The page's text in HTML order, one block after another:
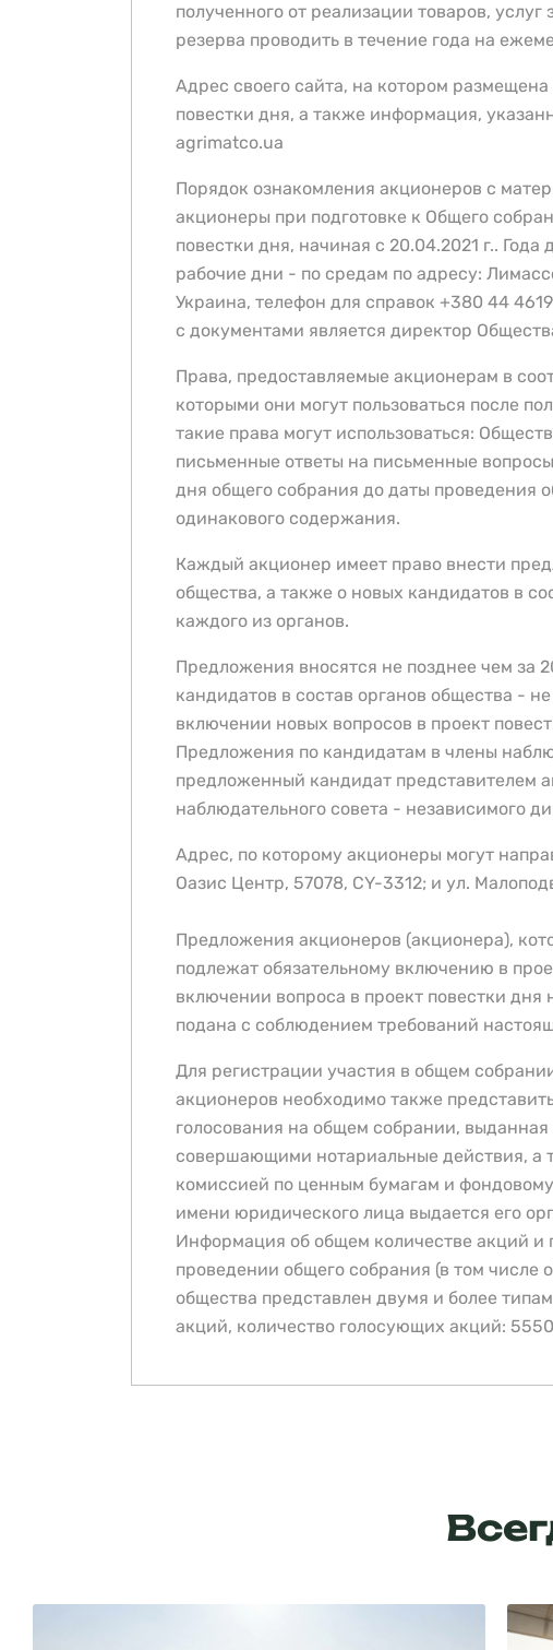
полученного от реализации товаров,
резерва проводить в течение года на
Адрес своего сайта, на котором
повестки дня, а также информация,
agrimatco.ua
Порядок ознакомления акционеров с
акционеры при подготовке к Общего
повестки дня, начиная с 20.04.2021 г..
рабочие дни - по средам по адресу:
Украина, телефон для справок +380 44
с документами является директор
Права, предоставляемые акционерам в
которыми они могут пользоваться после
такие права могут использоваться:
письменные ответы на письменные
дня общего собрания до даты проведения
одинакового содержания.
Каждый акционер имеет право внести
общества, а также о новых кандидатов в
каждого из органов.
Предложения вносятся не позднее чем за
кандидатов в состав органов общества -
включении новых вопросов в проект
Предложения по кандидатам в члены
предложенный кандидат представителем
наблюдательного совета - независимого
Адрес, по которому акционеры могут
Оазис Центр, 57078, CY-3312; и ул.
Предложения акционеров (акционера),
подлежат обязательному включению в
включении вопроса в проект повестки
подана с соблюдением требований
Для регистрации участия в общем
акционеров необходимо также
голосования на общем собрании,
совершающими нотариальные действия, а
комиссией по ценным бумагам и
имени юридического лица выдается его
Информация об общем количестве акций и
проведении общего собрания (в том числе
общества представлен двумя и более
акций, количество голосующих акций: